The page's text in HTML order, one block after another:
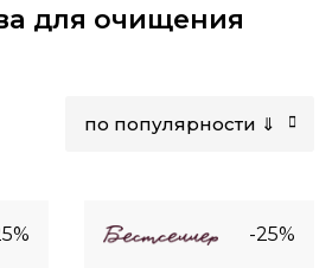
для очищения
по популярности ⇓
-25%